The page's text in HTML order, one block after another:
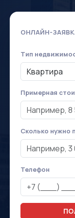
ОНЛАЙН-
Тип
Примерная
Сколько нужно
Телефон